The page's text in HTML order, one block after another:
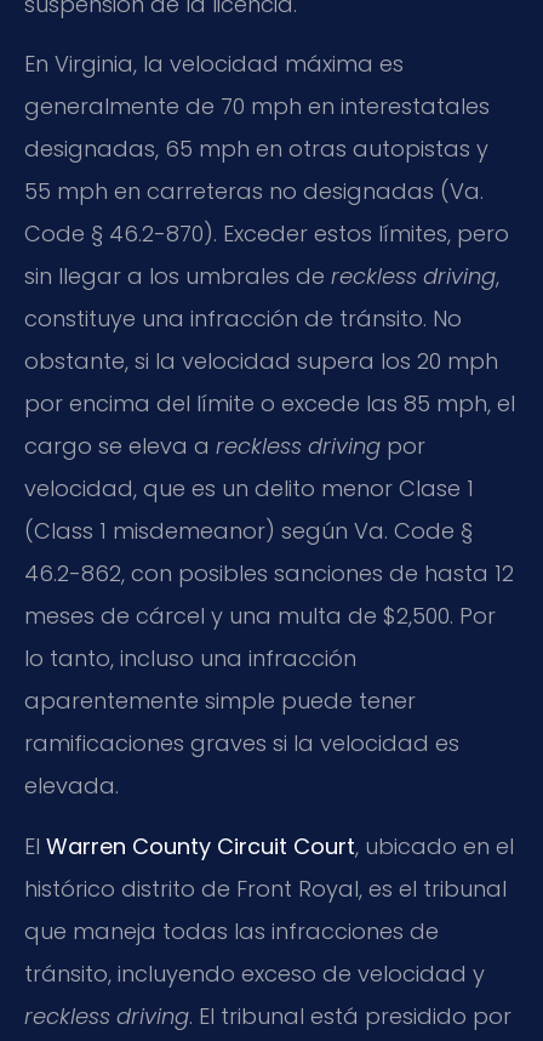
En Virginia, la velocidad máxima es
generalmente de 70 mph en interestatales
designadas, 65 mph en otras autopistas y
55 mph en carreteras no designadas (Va.
Code § 46.2-870). Exceder estos límites, pero
sin llegar a los umbrales de reckless driving,
constituye una infracción de tránsito. No
obstante, si la velocidad supera los 20 mph
por encima del límite o excede las 85 mph, el
cargo se eleva a reckless driving por
velocidad, que es un delito menor Clase 1
(Class 1 misdemeanor) según Va. Code §
46.2-862, con posibles sanciones de hasta 12
meses de cárcel y una multa de $2,500. Por
lo tanto, incluso una infracción
aparentemente simple puede tener
ramificaciones graves si la velocidad es
elevada.
El Warren County Circuit Court, ubicado en el
histórico distrito de Front Royal, es el tribunal
que maneja todas las infracciones de
tránsito, incluyendo exceso de velocidad y
reckless driving. El tribunal está presidido por